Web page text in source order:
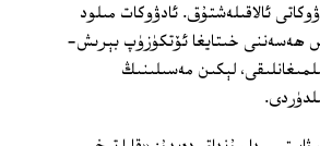
ئالاقىلەشتۇق. ئادۋوكات مىلود
ھەسەننى خىتايغا ئۆتكۈزۈپ بېرىش-
لېكىن مەسىلىنىڭ